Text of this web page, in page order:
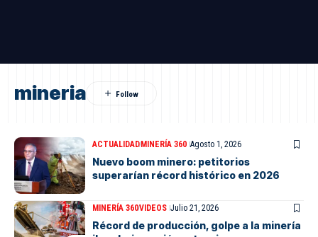
mineria
ACTUALIDADMINERÍA 360 Agosto 1, 2026
Nuevo boom minero: petitorios
superarían récord histórico en 2026
MINERÍA 360VIDEOS Julio 21, 2026
Récord de producción, golpe a la minería